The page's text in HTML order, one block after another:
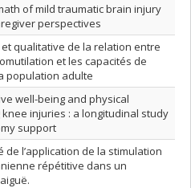
of mild traumatic brain injury
perspectives
qualitative de la relation entre
et les capacités de
population adulte
well-being and physical
injuries : a longitudinal study
support
de l’application de la stimulation
répétitive dans un